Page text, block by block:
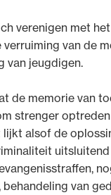
verenigen met
van de
van jeugdigen.
de memorie van
strenger
alsof de
van